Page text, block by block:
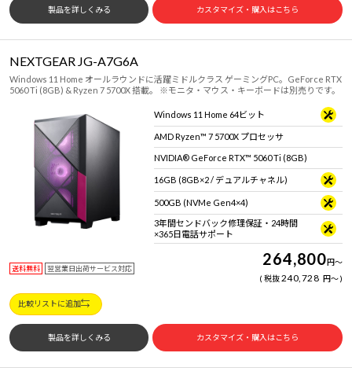
製品を詳しくみる カスタマイズ・購入はこちら
NEXTGEAR JG-A7G6A
Windows 11 Home オールラウンドに活躍ミドルクラス ゲーミングPC。GeForce RTX
5060 Ti (8GB) & Ryzen 7 5700X 搭載。 ※モニタ・マウス・キーボードは別売りです。
Windows 11 Home 64ビット
AMD Ryzen™ 7 5700X プロセッサ
NVIDIA® GeForce RTX™ 5060 Ti (8GB)
16GB (8GB×2 / デュアルチャネル)
500GB (NVMe Gen4×4)
3年間センドバック修理保証・24時間
×365日電話サポート
送料無料 翌営業日出荷サービス対応 264,800円～
税抜240,728 円～
比較リストに追加
製品を詳しくみる カスタマイズ・購入はこちら